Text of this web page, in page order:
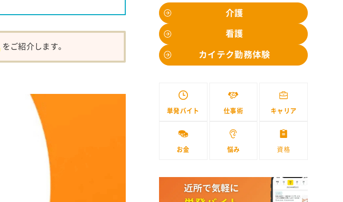
をご紹介します。
介護
看護
カイテク勤務体験
単発バイト 仕事術 キャリア
お金 悩み 資格